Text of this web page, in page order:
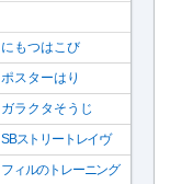
にもつはこび
ポスターはり
ガラクタそうじ
SBストリートレイヴ
フィルのトレーニング